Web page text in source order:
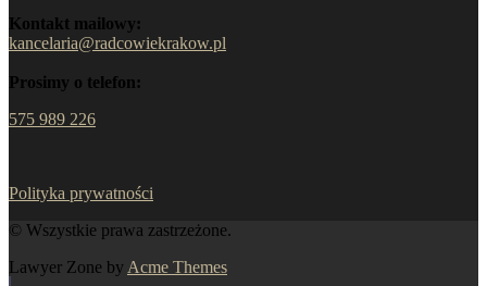
Kontakt mailowy:
kancelaria@radcowiekrakow.pl
Prosimy o telefon:
575 989 226
Polityka prywatności
© Wszystkie prawa zastrzeżone.
Lawyer Zone by Acme Themes